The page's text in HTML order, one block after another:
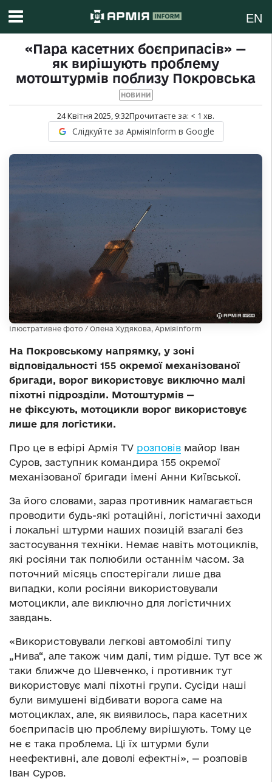
EN
«Пара касетних боєприпасів» —
як вирішують проблему
мотоштурмів поблизу Покровська
НОВИНИ
24 Квітня 2025, 9:32Прочитаєте за: < 1 хв.
Слідкуйте за АрміяInform в Google
Ілюстративне фото / Олена Худякова, АрміяInform
На Покровському напрямку, у зоні
відповідальності 155 окремої механізованої
бригади, ворог використовує виключно малі
піхотні підрозділи. Мотоштурмів —
не фіксують, мотоцикли ворог використовує
лише для логістики.
Про це в ефірі Армія TV розповів майор Іван
Суров, заступник командира 155 окремої
механізованої бригади імені Анни Київської.
За його словами, зараз противник намагається
проводити будь-які ротаційні, логістичні заходи
і локальні штурми наших позицій взагалі без
застосування техніки. Немає навіть мотоциклів,
які росіяни так полюбили останнім часом. За
поточний місяць спостерігали лише два
випадки, коли росіяни використовували
мотоцикли, але виключно для логістичних
завдань.
«Використовували легкові автомобілі типу
„Нива“, але також чим далі, тим рідше. Тут все ж
таки ближче до Шевченко, і противник тут
використовує малі піхотні групи. Сусіди наші
були вимушені відбивати ворога саме на
мотоциклах, але, як виявилось, пара касетних
боєприпасів цю проблему вирішують. Тому це
не є така проблема. Ці їх штурми були
неефективні, але доволі ефектні», — розповів
Іван Суров.